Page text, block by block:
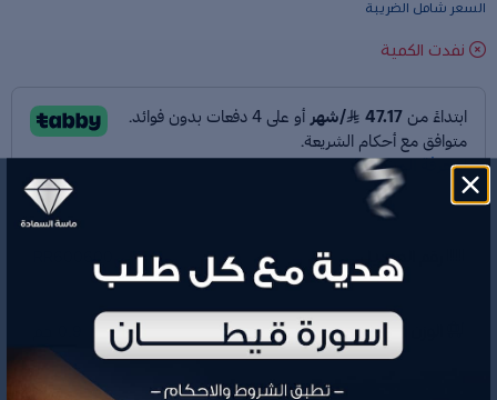
السعر شامل الضريبة
نفدت الكمية
رقم الموديل